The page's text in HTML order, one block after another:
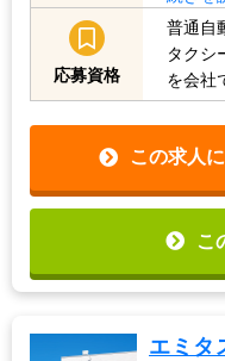
応募資格
普通自
タクシ
を会社
この求人
こ
エミタ